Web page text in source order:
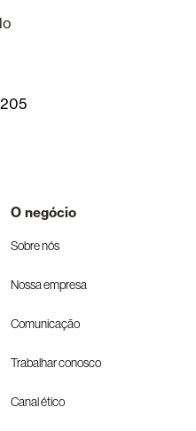
O negócio
Sobre nós
Nossa empresa
Comunicação
Trabalhar conosco
Canal ético